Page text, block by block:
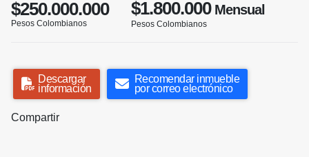
$250.000.000
Pesos Colombianos
$1.800.000Mensual
Pesos Colombianos
Descargar
información
Recomendar inmueble
por correo electrónico
Compartir